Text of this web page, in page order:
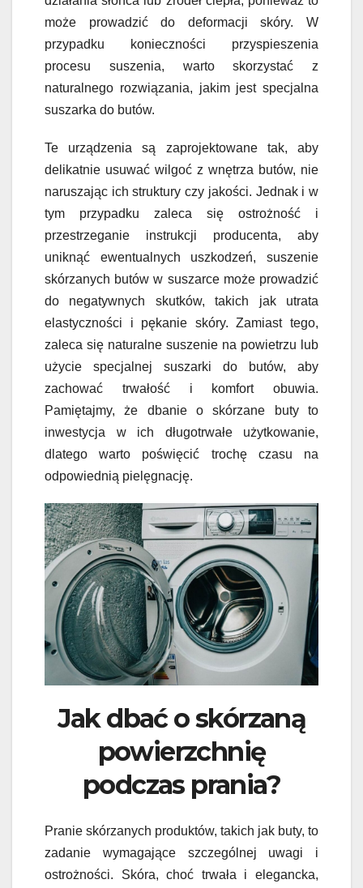
może prowadzić do deformacji skóry. W
przypadku konieczności przyspieszenia
procesu suszenia, warto skorzystać z
naturalnego rozwiązania, jakim jest specjalna
suszarka do butów.
Te urządzenia są zaprojektowane tak, aby
delikatnie usuwać wilgoć z wnętrza butów, nie
naruszając ich struktury czy jakości. Jednak i w
tym przypadku zaleca się ostrożność i
przestrzeganie instrukcji producenta, aby
uniknąć ewentualnych uszkodzeń, suszenie
skórzanych butów w suszarce może prowadzić
do negatywnych skutków, takich jak utrata
elastyczności i pękanie skóry. Zamiast tego,
zaleca się naturalne suszenie na powietrzu lub
użycie specjalnej suszarki do butów, aby
zachować trwałość i komfort obuwia.
Pamiętajmy, że dbanie o skórzane buty to
inwestycja w ich długotrwałe użytkowanie,
dlatego warto poświęcić trochę czasu na
odpowiednią pielęgnację.
Jak dbać o skórzaną
powierzchnię
podczas prania?
Pranie skórzanych produktów, takich jak buty, to
zadanie wymagające szczególnej uwagi i
ostrożności. Skóra, choć trwała i elegancka,